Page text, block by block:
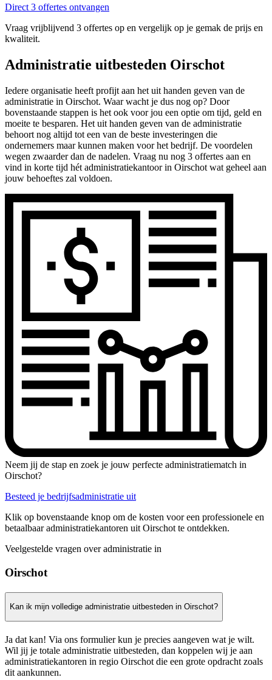
Direct 3 offertes ontvangen
Vraag vrijblijvend 3 offertes op en vergelijk op je gemak de prijs en
kwaliteit.
Administratie uitbesteden Oirschot
Iedere organisatie heeft profijt aan het uit handen geven van de
administratie in Oirschot. Waar wacht je dus nog op? Door
bovenstaande stappen is het ook voor jou een optie om tijd, geld en
moeite te besparen. Het uit handen geven van de administratie
behoort nog altijd tot een van de beste investeringen die
ondernemers maar kunnen maken voor het bedrijf. De voordelen
wegen zwaarder dan de nadelen. Vraag nu nog 3 offertes aan en
vind in korte tijd hét administratiekantoor in Oirschot wat geheel aan
jouw behoeftes zal voldoen.
Neem jij de stap en zoek je jouw perfecte administratiematch in
Oirschot?
Besteed je bedrijfsadministratie uit
Klik op bovenstaande knop om de kosten voor een professionele en
betaalbaar administratiekantoren uit Oirschot te ontdekken.
Veelgestelde vragen over administratie in
Oirschot
Kan ik mijn volledige administratie uitbesteden in Oirschot?
Ja dat kan! Via ons formulier kun je precies aangeven wat je wilt.
Wil jij je totale administratie uitbesteden, dan koppelen wij je aan
administratiekantoren in regio Oirschot die een grote opdracht zoals
dit aankunnen.